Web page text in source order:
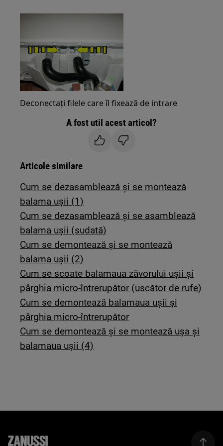
Deconectați filele care îl fixează de intrare
A fost util acest articol?
Articole similare
Cum se dezasamblează și se montează
balama ușii (1)
Cum se dezasamblează și se asamblează
balama ușii (sudată)
Cum se demontează și se montează
balama ușii (2)
Cum se scoate balamaua zăvorului ușii și
pârghia micro-întrerupător (uscător de rufe)
Cum se demontează balamaua ușii și
pârghia micro-întrerupător
Cum se demontează și se montează ușa și
balamaua ușii (4)